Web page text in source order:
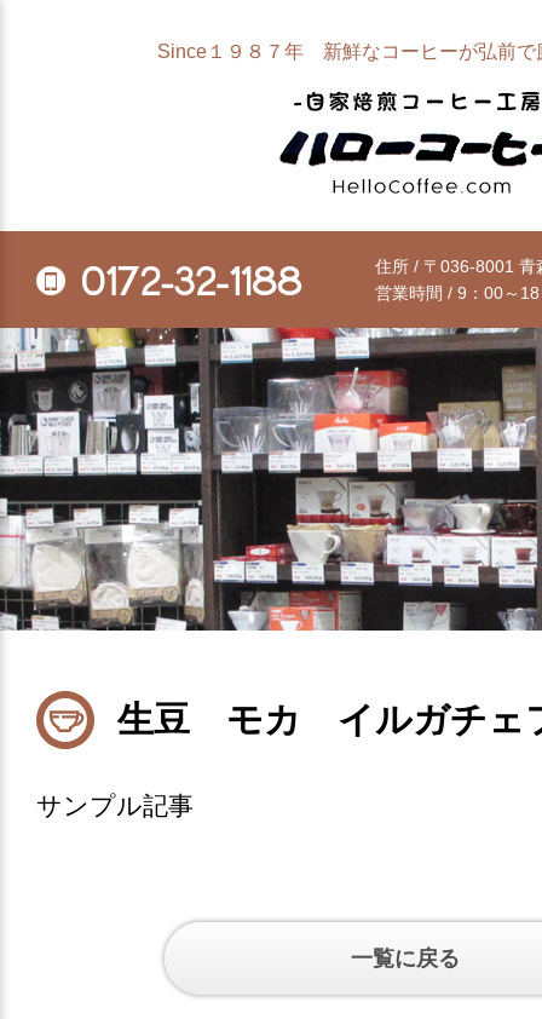
Since１９８７年 新鮮なコーヒーが弘前で
0172-32-1188
住所 / 〒036-8001 青
営業時間 / 9：00～
生豆 モカ イルガチェ
サンプル記事
一覧に戻る